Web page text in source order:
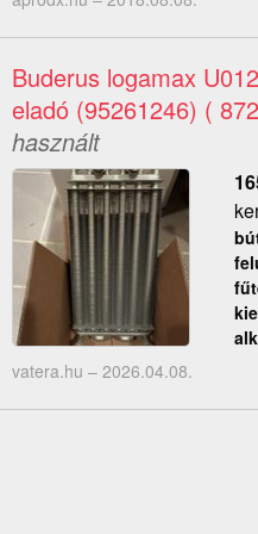
Buderus logamax
eladó (95261246) (
használt
vatera.hu – 2026.04.08.